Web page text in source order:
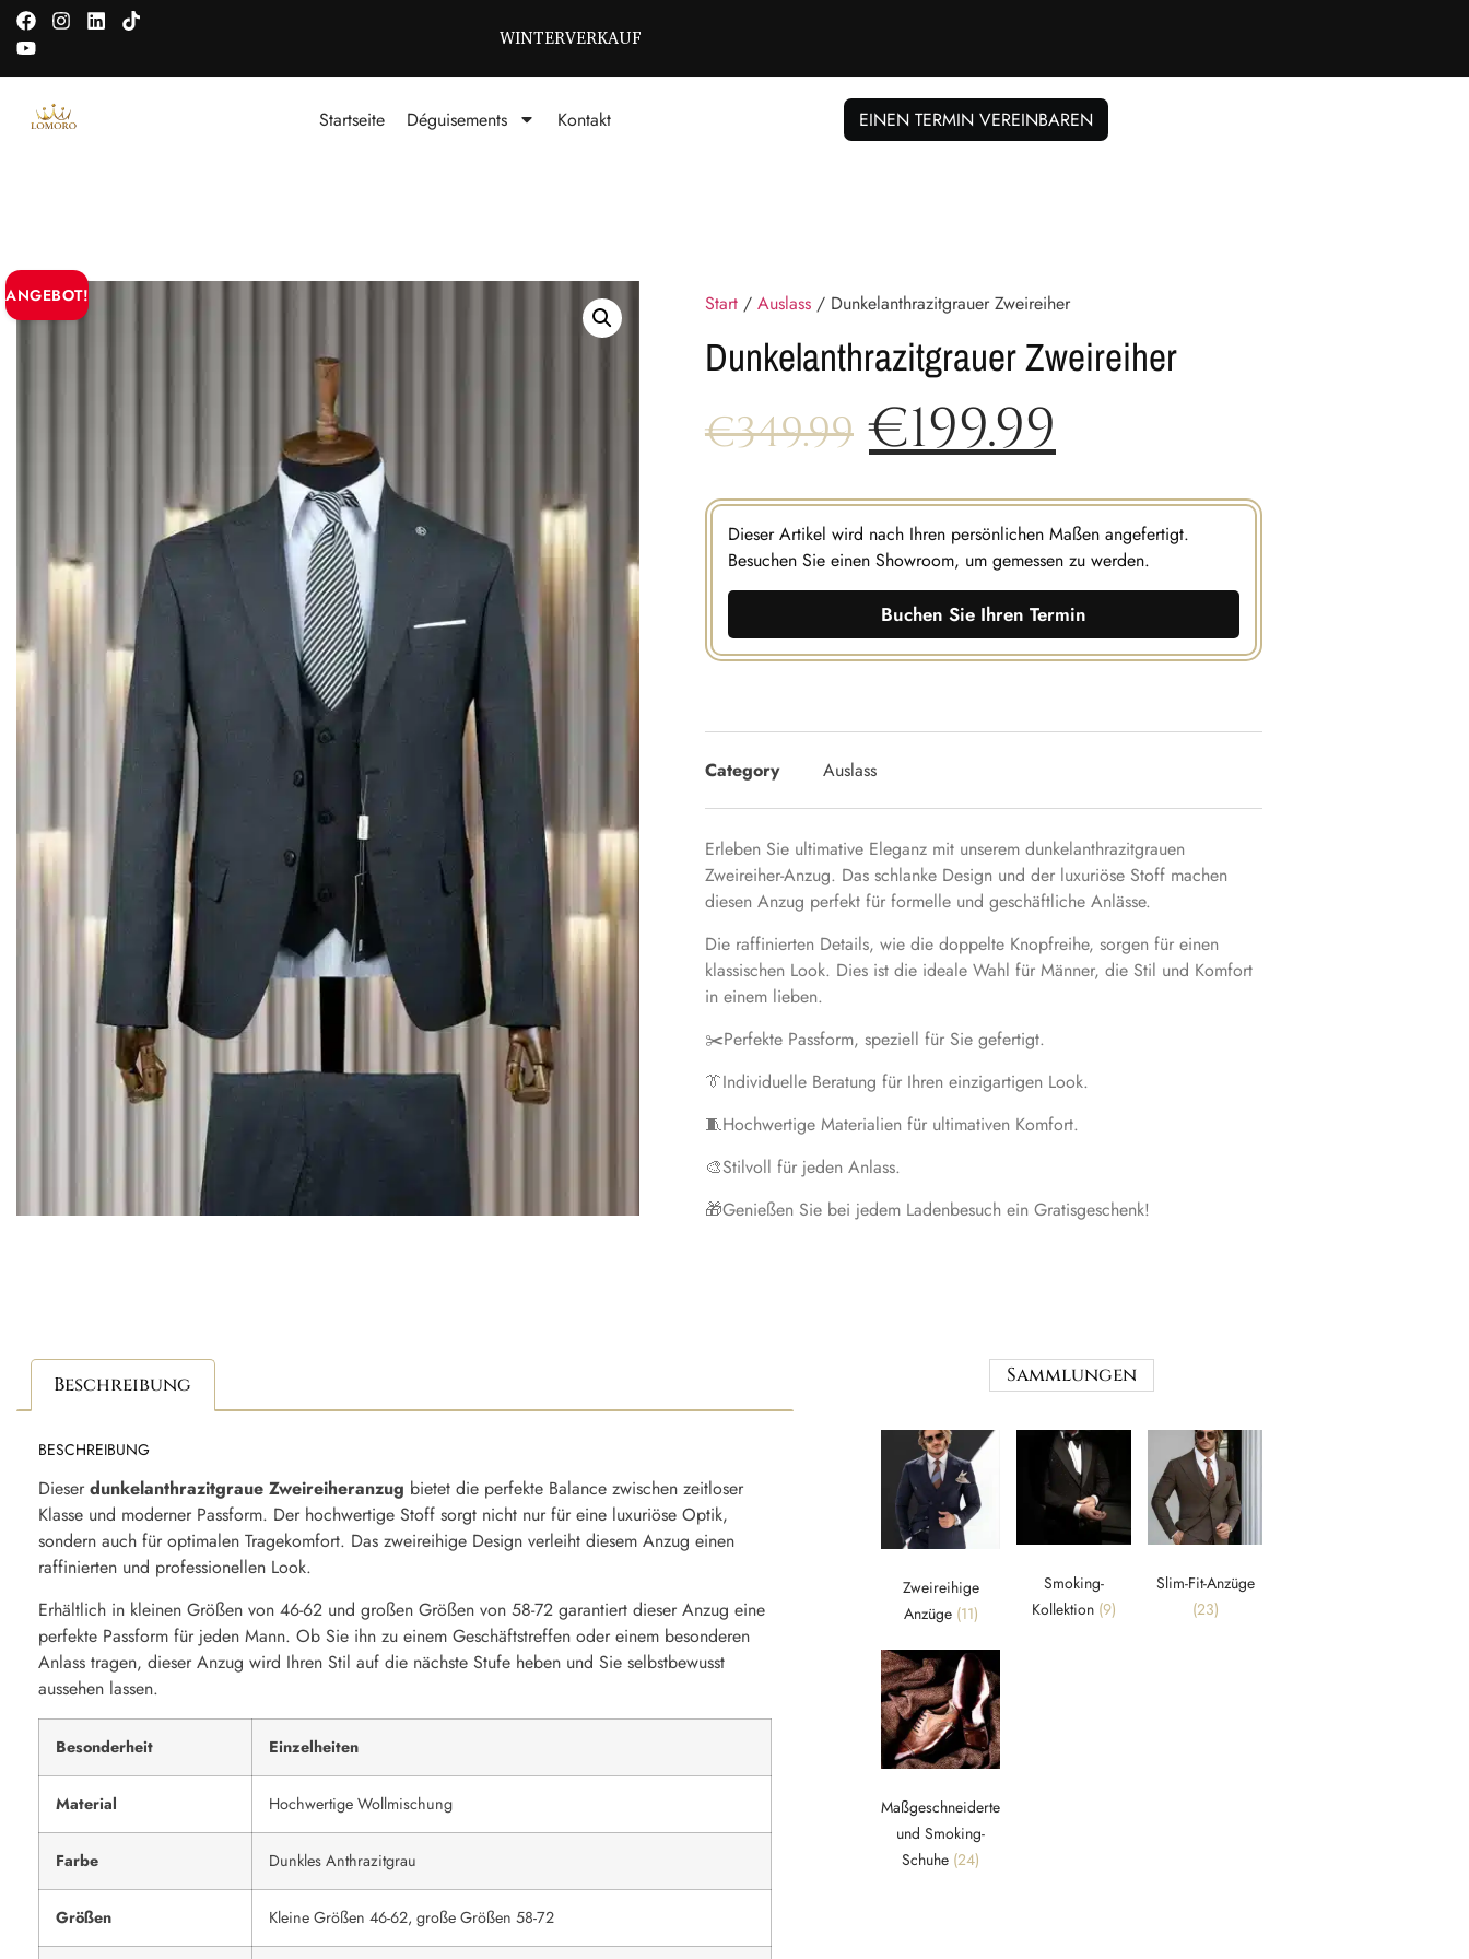
WINTERVERKAUF
Startseite Déguisements Kontakt EINEN TERMIN VEREINBAREN
ANGEBOT! Start / Auslass / Dunkelanthrazitgrauer Zweireiher
Dunkelanthrazitgrauer Zweireiher
€349.99 €199.99
Dieser Artikel wird nach Ihren persönlichen Maßen angefertigt.
Besuchen Sie einen Showroom, um gemessen zu werden.
Buchen Sie Ihren Termin
Category Auslass
Erleben Sie ultimative Eleganz mit unserem dunkelanthrazitgrauen
Zweireiher-Anzug. Das schlanke Design und der luxuriöse Stoff machen
diesen Anzug perfekt für formelle und geschäftliche Anlässe.
Die raffinierten Details, wie die doppelte Knopfreihe, sorgen für einen
klassischen Look. Dies ist die ideale Wahl für Männer, die Stil und Komfort
in einem lieben.
✂️Perfekte Passform, speziell für Sie gefertigt.
👔Individuelle Beratung für Ihren einzigartigen Look.
🧵Hochwertige Materialien für ultimativen Komfort.
🎨Stilvoll für jeden Anlass.
🎁Genießen Sie bei jedem Ladenbesuch ein Gratisgeschenk!
Beschreibung
BESCHREIBUNG
Dieser dunkelanthrazitgraue Zweireiheranzug bietet die perfekte Balance zwischen zeitloser
Klasse und moderner Passform. Der hochwertige Stoff sorgt nicht nur für eine luxuriöse Optik,
sondern auch für optimalen Tragekomfort. Das zweireihige Design verleiht diesem Anzug einen
raffinierten und professionellen Look.
Erhältlich in kleinen Größen von 46-62 und großen Größen von 58-72 garantiert dieser Anzug eine
perfekte Passform für jeden Mann. Ob Sie ihn zu einem Geschäftstreffen oder einem besonderen
Anlass tragen, dieser Anzug wird Ihren Stil auf die nächste Stufe heben und Sie selbstbewusst
aussehen lassen.
Besonderheit Einzelheiten
Material Hochwertige Wollmischung
Farbe Dunkles Anthrazitgrau
Größen Kleine Größen 46-62, große Größen 58-72
Sammlungen
Zweireihige
Anzüge (11)
Smoking-
Kollektion (9)
Slim-Fit-Anzüge
(23)
Maßgeschneiderte
und Smoking-
Schuhe (24)